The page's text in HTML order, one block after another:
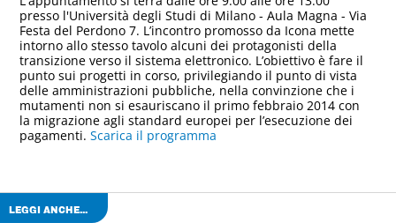
presso l'Università degli Studi di Milano - Aula Magna - Via
Festa del Perdono 7. L’incontro promosso da Icona mette
intorno allo stesso tavolo alcuni dei protagonisti della
transizione verso il sistema elettronico. L’obiettivo è fare il
punto sui progetti in corso, privilegiando il punto di vista
delle amministrazioni pubbliche, nella convinzione che i
mutamenti non si esauriscano il primo febbraio 2014 con
la migrazione agli standard europei per l’esecuzione dei
pagamenti.Scarica il programma
LEGGI ANCHE...